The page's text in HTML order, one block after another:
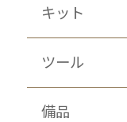
キット
ツール
備品